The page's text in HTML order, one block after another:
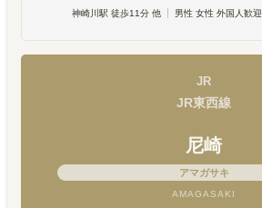
神崎川駅 徒歩11分 他
男性 女性 外国人歓迎
JR
JR東西線
尼崎
アマガサキ
AMAGASAKI